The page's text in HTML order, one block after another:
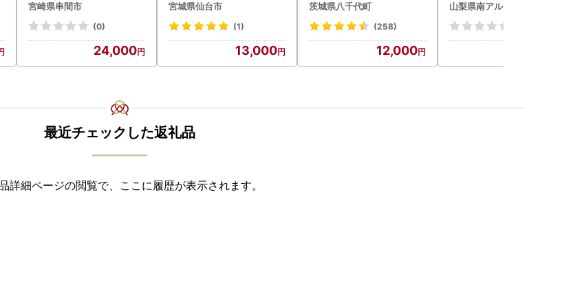
K001-012-2609
宮崎県串間市
(0)
24,000
宮城県仙台市
(1)
13,000
あり 茨城 ウナギ 鰻 個包装
人気 美味しい 小分け 八千
茨城県八千代町
(258)
12,000
山梨県南アルプス市
最近チェックした返礼品
詳細ページの閲覧で、ここに履歴が表示されます。